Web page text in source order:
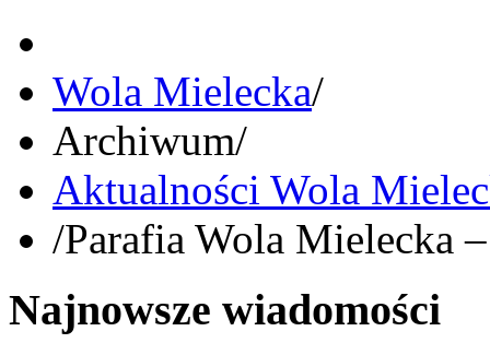
Wola Mielecka/
Archiwum/
Aktualności Wola
/Parafia Wola Mielecka
Najnowsze wiadomości